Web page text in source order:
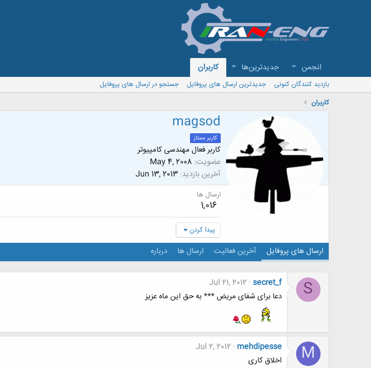
انجمن جدیدترین‌ها کاربران
بازدید کنندگان کنونی جدیدترین ارسال های پروفایل
جستجو در ارسال های پروفایل
کاربران
magsod
کاربر ممتاز
كاربر فعال مهندسی كامپیوتر
عضویت May 4, 2008
آخرین بازدید Jun 13, 2013
ارسال ها
1,016
پیدا کردن
ارسال های پروفایل آخرین فعالیت ارسال ها درباره
S
secret_f
Jul 21, 2012
دعا برای شفای مریض *** به حق این ماه عزیز
M
mehdipesse
Jul 2, 2012
اخلاق کاری